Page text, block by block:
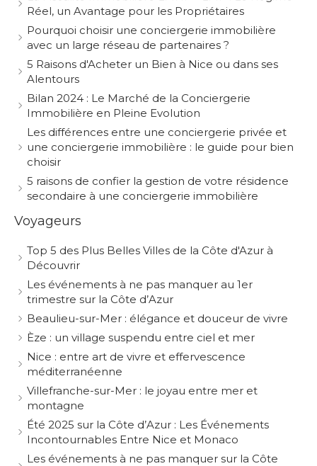
Réel, un Avantage pour les Propriétaires
Pourquoi choisir une conciergerie immobilière
avec un large réseau de partenaires ?
5 Raisons d'Acheter un Bien à Nice ou dans ses
Alentours
Bilan 2024 : Le Marché de la Conciergerie
Immobilière en Pleine Evolution
Les différences entre une conciergerie privée et
une conciergerie immobilière : le guide pour bien
choisir
5 raisons de confier la gestion de votre résidence
secondaire à une conciergerie immobilière
Voyageurs
Top 5 des Plus Belles Villes de la Côte d'Azur à
Découvrir
Les événements à ne pas manquer au 1er
trimestre sur la Côte d’Azur
Beaulieu-sur-Mer : élégance et douceur de vivre
Èze : un village suspendu entre ciel et mer
Nice : entre art de vivre et effervescence
méditerranéenne
Villefranche-sur-Mer : le joyau entre mer et
montagne
Été 2025 sur la Côte d’Azur : Les Événements
Incontournables Entre Nice et Monaco
Les événements à ne pas manquer sur la Côte